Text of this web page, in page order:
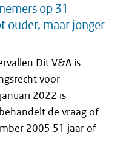
op 31
ouder, maar jonger
Dit V&A is
voor
2022 is
de vraag of
2005 51 jaar of